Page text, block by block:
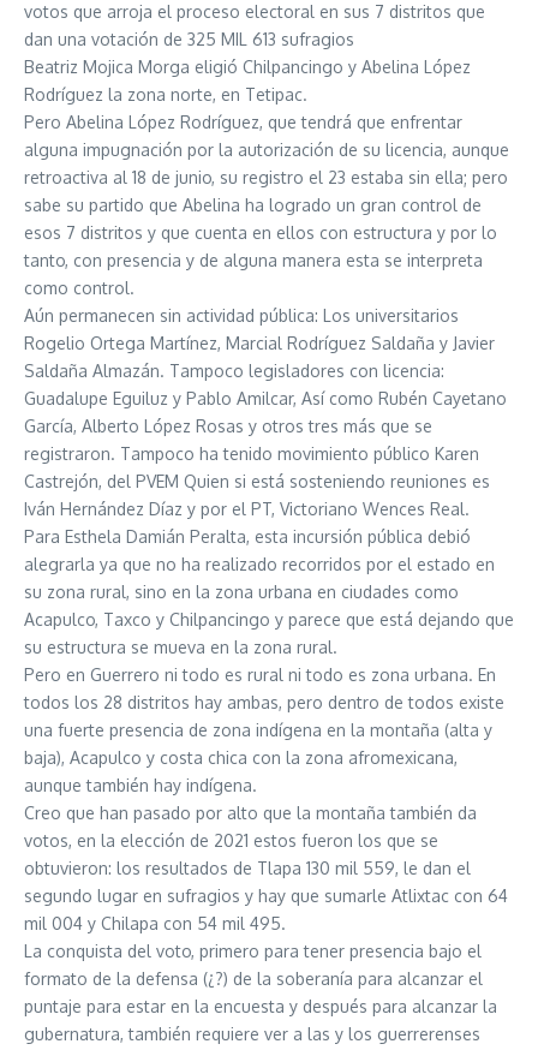
votos que arroja el proceso electoral en sus 7 distritos que
dan una votación de 325 MIL 613 sufragios
Beatriz Mojica Morga eligió Chilpancingo y Abelina López
Rodríguez la zona norte, en Tetipac.
Pero Abelina López Rodríguez, que tendrá que enfrentar
alguna impugnación por la autorización de su licencia, aunque
retroactiva al 18 de junio, su registro el 23 estaba sin ella; pero
sabe su partido que Abelina ha logrado un gran control de
esos 7 distritos y que cuenta en ellos con estructura y por lo
tanto, con presencia y de alguna manera esta se interpreta
como control.
Aún permanecen sin actividad pública: Los universitarios
Rogelio Ortega Martínez, Marcial Rodríguez Saldaña y Javier
Saldaña Almazán. Tampoco legisladores con licencia:
Guadalupe Eguiluz y Pablo Amilcar, Así como Rubén Cayetano
García, Alberto López Rosas y otros tres más que se
registraron. Tampoco ha tenido movimiento público Karen
Castrejón, del PVEM Quien si está sosteniendo reuniones es
Iván Hernández Díaz y por el PT, Victoriano Wences Real.
Para Esthela Damián Peralta, esta incursión pública debió
alegrarla ya que no ha realizado recorridos por el estado en
su zona rural, sino en la zona urbana en ciudades como
Acapulco, Taxco y Chilpancingo y parece que está dejando que
su estructura se mueva en la zona rural.
Pero en Guerrero ni todo es rural ni todo es zona urbana. En
todos los 28 distritos hay ambas, pero dentro de todos existe
una fuerte presencia de zona indígena en la montaña (alta y
baja), Acapulco y costa chica con la zona afromexicana,
aunque también hay indígena.
Creo que han pasado por alto que la montaña también da
votos, en la elección de 2021 estos fueron los que se
obtuvieron: los resultados de Tlapa 130 mil 559, le dan el
segundo lugar en sufragios y hay que sumarle Atlixtac con 64
mil 004 y Chilapa con 54 mil 495.
La conquista del voto, primero para tener presencia bajo el
formato de la defensa (¿?) de la soberanía para alcanzar el
puntaje para estar en la encuesta y después para alcanzar la
gubernatura, también requiere ver a las y los guerrerenses